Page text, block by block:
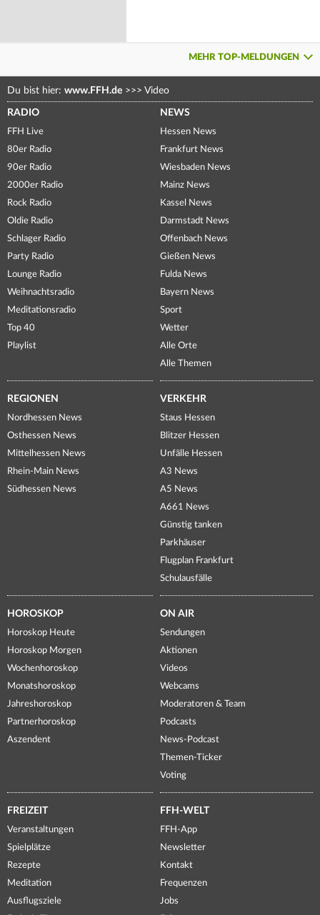
MEHR TOP-MELDUNGEN
Du bist hier: www.FFH.de >>> Video
RADIO
FFH Live
80er Radio
90er Radio
2000er Radio
Rock Radio
Oldie Radio
Schlager Radio
Party Radio
Lounge Radio
Weihnachtsradio
Meditationsradio
Top 40
Playlist
NEWS
Hessen News
Frankfurt News
Wiesbaden News
Mainz News
Kassel News
Darmstadt News
Offenbach News
Gießen News
Fulda News
Bayern News
Sport
Wetter
Alle Orte
Alle Themen
REGIONEN
Nordhessen News
Osthessen News
Mittelhessen News
Rhein-Main News
Südhessen News
VERKEHR
Staus Hessen
Blitzer Hessen
Unfälle Hessen
A3 News
A5 News
A661 News
Günstig tanken
Parkhäuser
Flugplan Frankfurt
Schulausfälle
HOROSKOP
Horoskop Heute
Horoskop Morgen
Wochenhoroskop
Monatshoroskop
Jahreshoroskop
Partnerhoroskop
Aszendent
ON AIR
Sendungen
Aktionen
Videos
Webcams
Moderatoren & Team
Podcasts
News-Podcast
Themen-Ticker
Voting
FREIZEIT
Veranstaltungen
Spielplätze
Rezepte
Meditation
Ausflugsziele
FFH-WELT
FFH-App
Newsletter
Kontakt
Frequenzen
Jobs